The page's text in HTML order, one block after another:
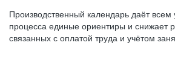
Производственный календарь даёт всем
процесса единые ориентиры и снижает
связанных с оплатой труда и учётом